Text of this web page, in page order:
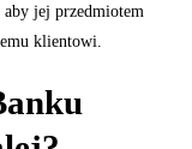
aby jej przedmiotem
klientowi.